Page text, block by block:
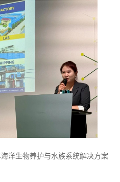
洋生物养护与水族系统解决方案